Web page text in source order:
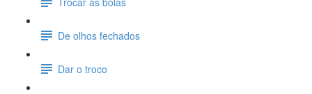
De olhos fechados
Dar o troco